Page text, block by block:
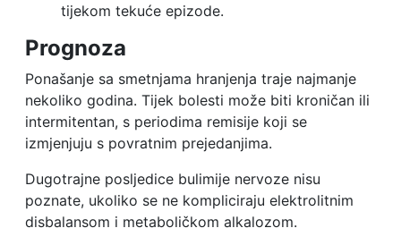
tijekom tekuće epizode.
Prognoza
Ponašanje sa smetnjama hranjenja traje najmanje
nekoliko godina. Tijek bolesti može biti kroničan ili
intermitentan, s periodima remisije koji se
izmjenjuju s povratnim prejedanjima.
Dugotrajne posljedice bulimije nervoze nisu
poznate, ukoliko se ne kompliciraju elektrolitnim
disbalansom i metaboličkom alkalozom.